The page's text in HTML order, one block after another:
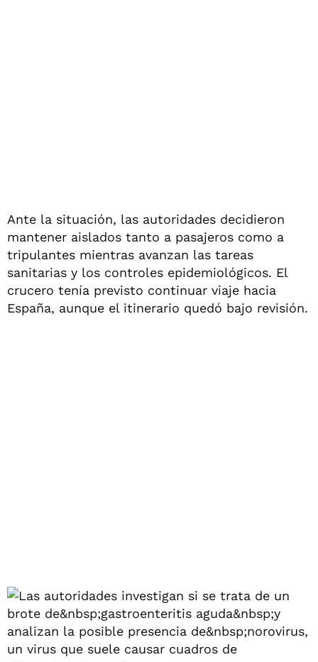
Ante la situación, las autoridades decidieron
mantener aislados tanto a pasajeros como a
tripulantes mientras avanzan las tareas
sanitarias y los controles epidemiológicos. El
crucero tenía previsto continuar viaje hacia
España, aunque el itinerario quedó bajo revisión.